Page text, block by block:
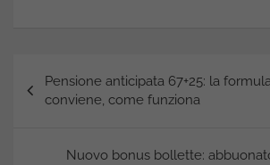
Navigazione
articoli
Pensione anticipata 67+25: la
conviene, come funziona
Nuovo bonus bollette: